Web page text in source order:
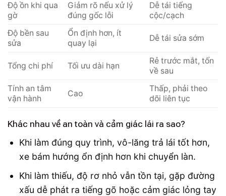
Độ ồn khi qua
gờ
Giảm rõ nếu xử lý
đúng gốc lỗi
Dễ tái tiếng
cộc/cạch
Độ bền sau
sửa
Ổn định hơn, ít
quay lại
Dễ tái sửa sớm
Tổng chi phí Tối ưu dài hạn
Rẻ trước mắt, tốn
về sau
Tính an tâm
vận hành
Cao
Thấp, phải theo
dõi liên tục
Khác nhau về an toàn và cảm giác lái ra sao?
Khi làm đúng quy trình, vô-lăng trả lái tốt hơn,
xe bám hướng ổn định hơn khi chuyển làn.
Khi làm thiếu, độ rơ nhỏ vẫn tồn tại, gặp đường
xấu dễ phát ra tiếng gõ hoặc cảm giác lỏng tay